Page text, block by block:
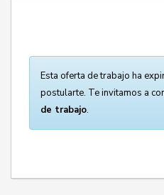
Esta oferta de trabajo ha
postularte. Te invitamos a
de trabajo.